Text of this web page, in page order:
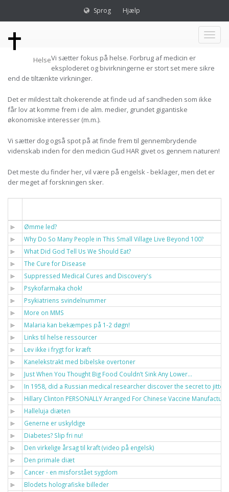
Sprog Hjælp
Toggle
HelseVi sætter fokus på helse. Forbrug af medicin er
eksploderet og bivirkningerne er stort set mere sikre
end de tiltænkte virkninger.
Det er mildest talt chokerende at finde ud af sandheden som ikke
får lov at komme frem i de alm. medier, grundet gigantiske
økonomiske interesser (m.m.).
Vi sætter dog også spot på at finde frem til gennembrydende
videnskab inden for den medicin Gud HAR givet os gennem naturen!
Det meste du finder her, vil være på engelsk - beklager, men det er
der meget af forskningen sker.
Ømme led?
Why Do So Many People in This Small Village Live Beyond 100?
What Did God Tell Us We Should Eat?
The Cure for Disease
Suppressed Medical Cures and Discovery's
Psykofarmaka chok!
Psykiatriens svindelnummer
More on MMS
Malaria kan bekæmpes på 1-2 døgn!
Links til helse ressourcer
Lev ikke i frygt for kræft
Kanelekstrakt med bibelske overtoner
Just When You Thought Big Food Couldn’t Sink Any Lower…
In 1958, did a Russian medical researcher discover the secret to jitter-
Hillary Clinton PERSONALLY Arranged For Chinese Vaccine
Halleluja diæten
Generne er uskyldige
Diabetes? Slip fri nu!
Den virkelige årsag til kraft (video på engelsk)
Den primale diæt
Cancer - en misforstået sygdom
Blodets holografiske billeder